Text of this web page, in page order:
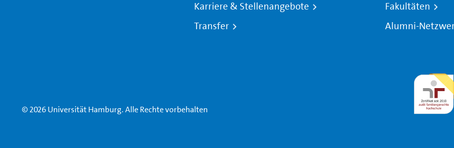
Karriere & Stellenangebote
Transfer
Fakultäten
Alumni-
© 2026 Universität Hamburg. Alle Rechte vorbehalten